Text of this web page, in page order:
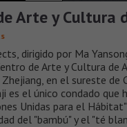
Arte y Cultura
dirigido por Ma
de Arte y Cultura de
en el sureste de
es el único condado que
Unidas para el
del "bambú" y el "té